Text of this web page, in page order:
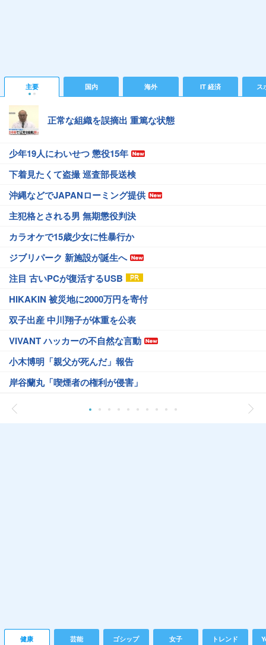
主要 国内 海外 IT 経済 ス
正常な組織を誤摘出 重篤な状態
少年19人にわいせつ 懲役15年
下着見たくて盗撮 巡査部長送検
沖縄などでJAPANローミング提供
主犯格とされる男 無期懲役判決
カラオケで15歳少女に性暴行か
ジブリパーク 新施設が誕生へ
注目 古いPCが復活するUSB
HIKAKIN 被災地に2000万円を寄付
双子出産 中川翔子が体重を公表
VIVANT ハッカーの不自然な言動
小木博明「親父が死んだ」報告
岸谷蘭丸「喫煙者の権利が侵害」
健康 芸能 ゴシップ 女子 トレンド